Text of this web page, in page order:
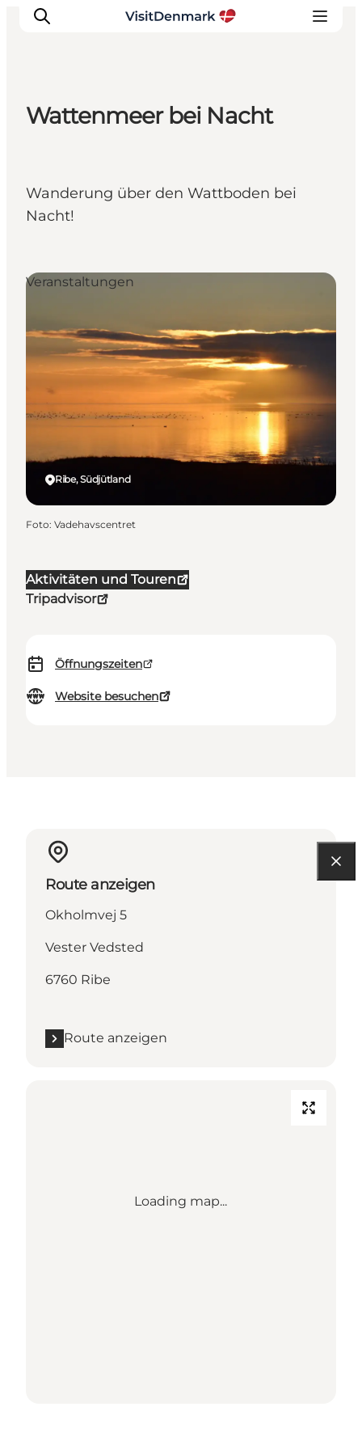
Erlebnisse
Unterkünfte
Wattenmeer bei Nacht
Wanderung über den Wattboden bei
Nacht!
Aktivitäten und Touren
Tripadvisor
Öffnungszeiten
Website besuchen
Ribe, Südjütland
Veranstaltungen
Foto: Vadehavscentret
Route anzeigen
Okholmvej 5
Vester Vedsted
6760 Ribe
Route anzeigen
Loading map...